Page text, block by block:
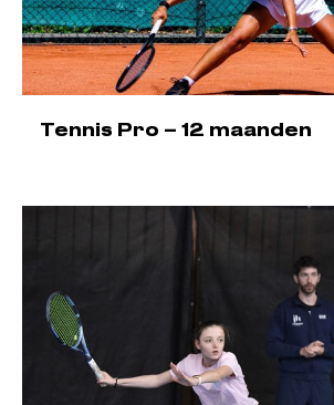
Tennis Pro – 12 maanden